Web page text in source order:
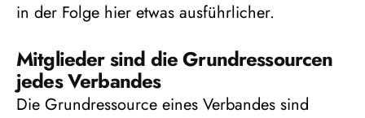
in der Folge hier etwas ausführlicher.
Mitglieder sind die Grundressourcen
jedes Verbandes
Die Grundressource eines Verbandes sind